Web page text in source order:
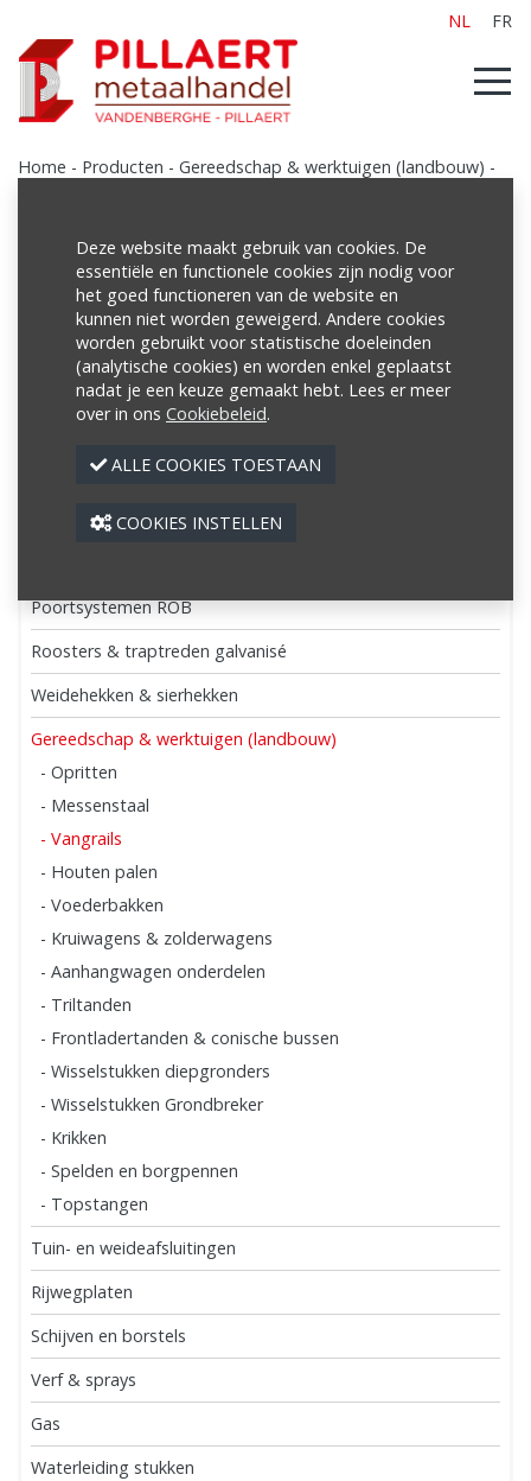
NL FR
Home - Producten - Gereedschap & werktuigen (landbouw) -
Producten
Poutrellen/Balken
Buizen
Profielen
Poortsystemen ROB
Roosters & traptreden galvanisé
Weidehekken & sierhekken
Gereedschap & werktuigen (landbouw)
- Opritten
- Messenstaal
- Vangrails
- Houten palen
- Voederbakken
- Kruiwagens & zolderwagens
- Aanhangwagen onderdelen
- Triltanden
- Frontladertanden & conische bussen
- Wisselstukken diepgronders
- Wisselstukken Grondbreker
- Krikken
- Spelden en borgpennen
- Topstangen
Tuin- en weideafsluitingen
Rijwegplaten
Schijven en borstels
Verf & sprays
Gas
Waterleiding stukken
Deze website maakt gebruik van cookies. De
essentiële en functionele cookies zijn nodig voor
het goed functioneren van de website en
kunnen niet worden geweigerd. Andere cookies
worden gebruikt voor statistische doeleinden
(analytische cookies) en worden enkel geplaatst
nadat je een keuze gemaakt hebt. Lees er meer
over in ons Cookiebeleid.
ALLE COOKIES TOESTAAN
COOKIES INSTELLEN